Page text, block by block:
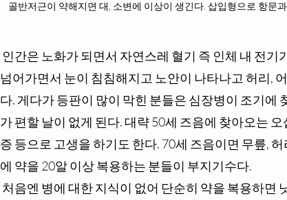
골반저근이 약해지면 대, 소변에 이상이 생긴다. 삽입형으로 항
넘어가면서 눈이 침침해지고 노안이 나타나고 허리,
다. 게다가 등판이 많이 막힌 분들은 심장병이 조기에
가 편할 날이 없게 된다. 대략 50세 즈음에 찾아오는
증 등으로 고생을 하기도 한다. 70세 즈음이면 무릎,
에 약을 20알 이상 복용하는 분들이 부지기수다.